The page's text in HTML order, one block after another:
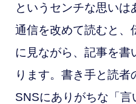
というセンチな思いは
通信を改めて読むと、
に見ながら、記事を書
ります。書き手と読者
SNSにありがちな「言